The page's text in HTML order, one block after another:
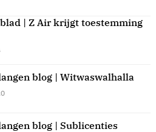
| Z Air krijgt toestemming
blog | Witwaswalhalla
blog | Sublicenties